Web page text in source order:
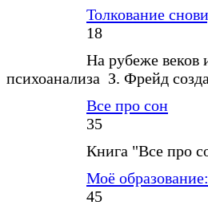
Толкование
18
На рубеже веков
психоанализа З. Фрейд
Все про сон
35
Книга "Все про
Моё
45